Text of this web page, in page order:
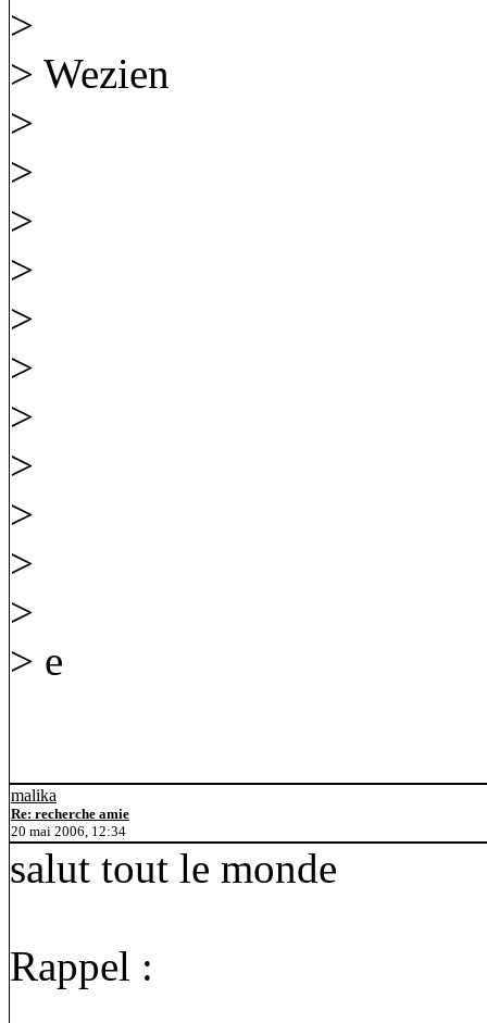
>
> Wezien
>
>
>
>
>
>
>
>
>
>
>
> e
malika
Re: recherche amie
20 mai 2006, 12:34
salut tout le monde
Rappel :